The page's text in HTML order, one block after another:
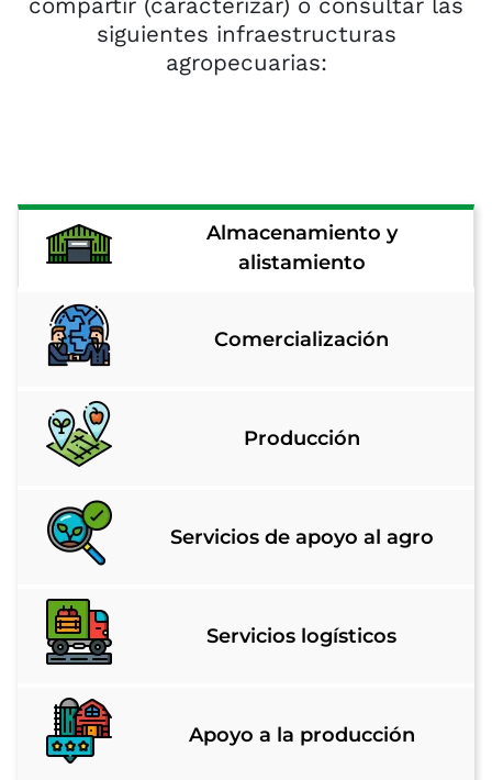
compartir (caracterizar) o consultar las
siguientes infraestructuras
agropecuarias:
Almacenamiento y
alistamiento
Comercialización
Producción
Servicios de apoyo al agro
Servicios logísticos
Apoyo a la producción​